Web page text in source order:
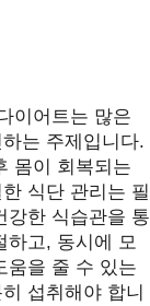
이어트는 많은
는 주제입니다.
몸이 회복되는
식단 관리는 필
강한 식습관을 통
하고, 동시에 모
움을 줄 수 있는
섭취해야 합니